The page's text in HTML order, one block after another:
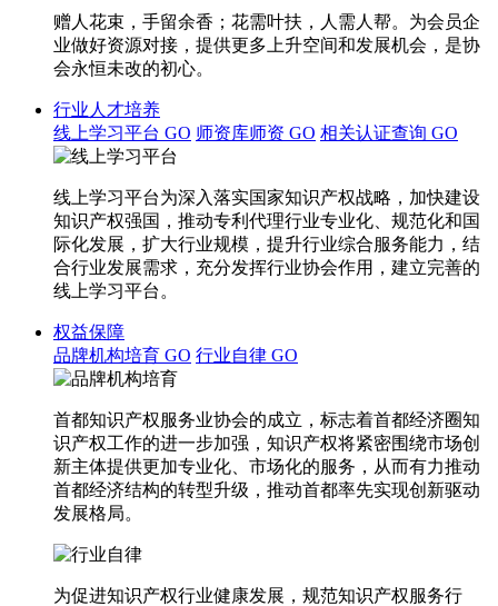
赠人花束，手留余香；花需叶扶，人需人帮。为会员企
业做好资源对接，提供更多上升空间和发展机会，是协
会永恒未改的初心。
行业人才培养
线上学习平台 GO 师资库师资 GO 相关认证查询 GO
线上学习平台为深入落实国家知识产权战略，加快建设
知识产权强国，推动专利代理行业专业化、规范化和国
际化发展，扩大行业规模，提升行业综合服务能力，结
合行业发展需求，充分发挥行业协会作用，建立完善的
线上学习平台。
权益保障
品牌机构培育 GO 行业自律 GO
首都知识产权服务业协会的成立，标志着首都经济圈知
识产权工作的进一步加强，知识产权将紧密围绕市场创
新主体提供更加专业化、市场化的服务，从而有力推动
首都经济结构的转型升级，推动首都率先实现创新驱动
发展格局。
为促进知识产权行业健康发展，规范知识产权服务行